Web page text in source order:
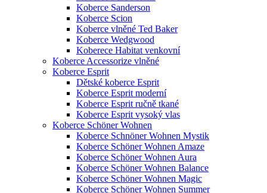
Koberce Sanderson
Koberce Scion
Koberce vlněné Ted Baker
Koberce Wedgwood
Koberece Habitat venkovní
Koberce Accessorize vlněné
Koberce Esprit
Dětské koberce Esprit
Koberce Esprit moderní
Koberce Esprit ručně tkané
Koberce Esprit vysoký vlas
Koberce Schöner Wohnen
Koberce Schnöner Wohnen Mystik
Koberce Schöner Wohnen Amaze
Koberce Schöner Wohnen Aura
Koberce Schöner Wohnen Balance
Koberce Schöner Wohnen Magic
Koberce Schöner Wohnen Summer